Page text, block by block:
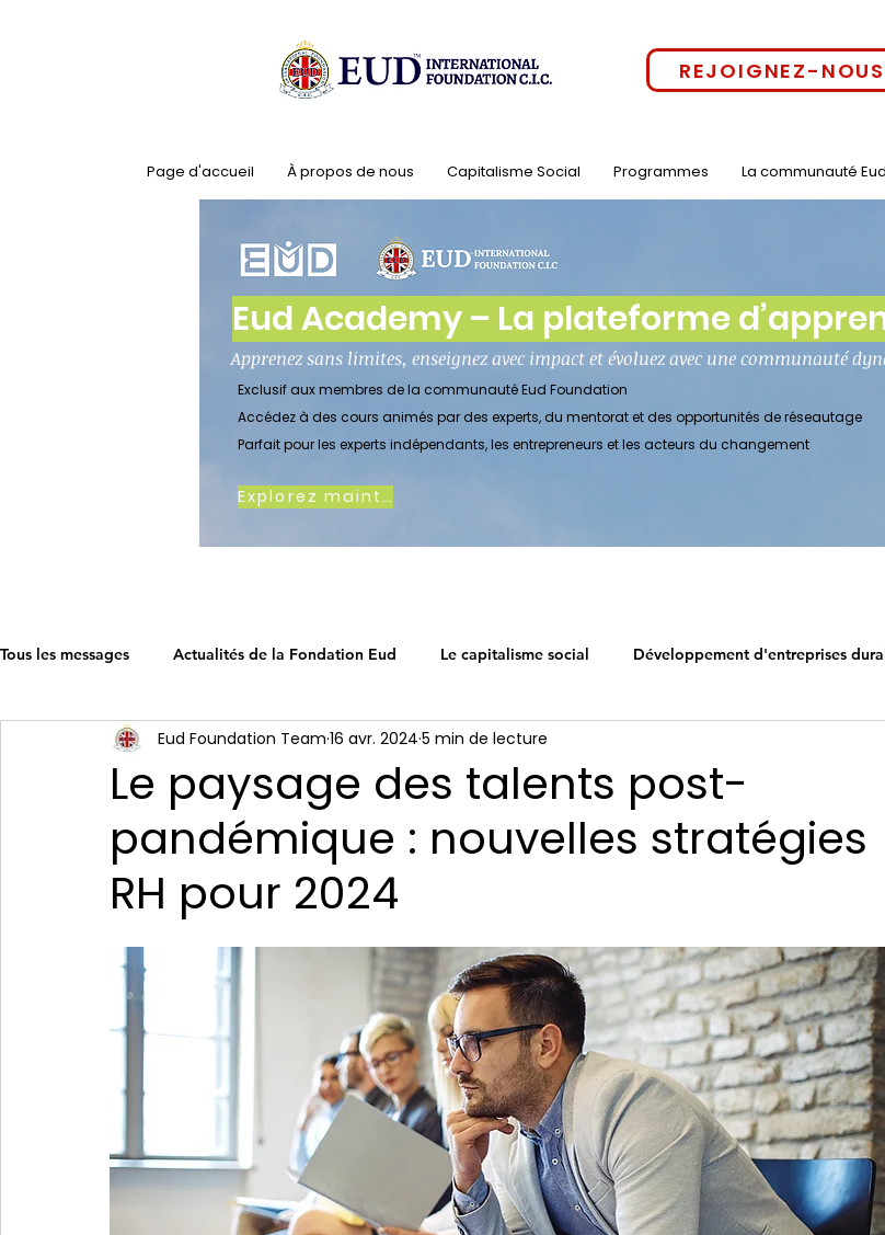
REJOIGNEZ-NOUS
Page d'accueil À propos de nous Capitalisme Social Programmes La communauté Eud
Eud Academy – La plateforme
Apprenez sans limites, enseignez avec impact et évoluez avec une communauté
Exclusif aux membres de la communauté Eud Foundation
Accédez à des cours animés par des experts, du mentorat et des opportunités de réseautage
Parfait pour les experts indépendants, les entrepreneurs et les acteurs du changement
Explorez maintenant
Tous les messages Actualités de la Fondation Eud Le capitalisme social Développement d'entreprises
Développez votre entreprise Comment nous travaillons Earth's Call
Écosystème de carrière La feuille de route du capitalisme Entreprise durable
Le paysage des talents post-
pandémique : nouvelles stratégies
RH pour 2024
Eud Foundation Team 16 avr. 2024 5 min de lecture